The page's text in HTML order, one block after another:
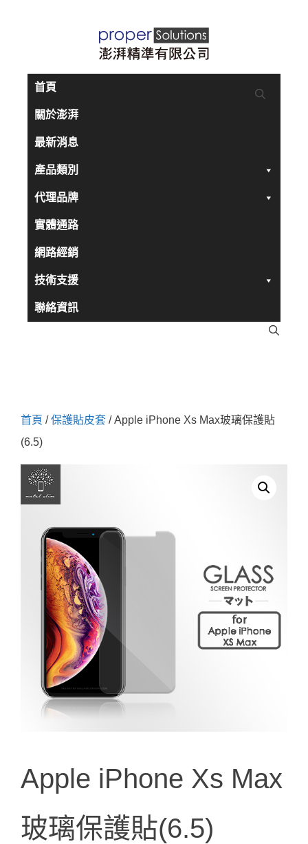
首頁
關於澎湃
最新消息
產品類別
代理品牌
實體通路
網路經銷
技術支援
聯絡資訊
首頁 /保護貼皮套 / Apple iPhone Xs Max玻璃保護貼
(6.5)
Apple iPhone Xs Max
玻璃保護貼(6.5)